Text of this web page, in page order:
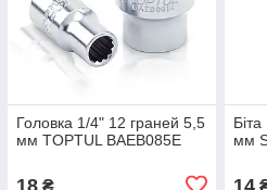
Головка 1/4" 12 граней 5,5
мм TOPTUL BAEB085E
18₴
мм
14